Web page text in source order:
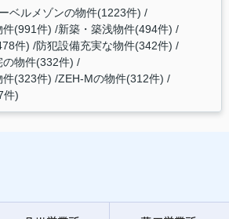
ベルメゾンの物件(1223件)
件(991件) 新築・築浅物件(494件)
件) 防犯設備充実な物件(342件)
物件(332件)
件(323件) ZEH-Mの物件(312件)
件)